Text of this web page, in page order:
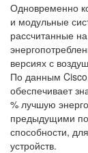
Одновременно
и модульные
рассчитанные
версиях с
По данным
обеспечивает
% лучшую
предыдущими
способности,
устройств.